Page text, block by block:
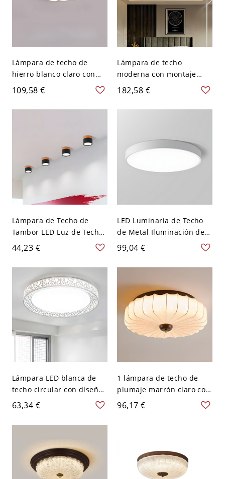
Lámpara de techo de
hierro blanco claro con
diseño floral, 1 luz - 110 A
120 V 16.54‘’（42cm）
109,58 €
Lámpara de techo
moderna con montaje
empotrado en oro, con
forma circular de cristal y
pantalla de vidrio
182,58 €
Lámpara de Techo de
Tambor LED Luz de Techo
Metálica Minimalista para
Salón - Negro 110 A 120 V
44,23 €
LED Luminaria de Techo
de Metal Iluminación de
Techo Simple de Redondo
para Cuarto - Blanco 110
A 120 V 22,86 cm Blanco
99,04 €
Lámpara LED blanca de
techo circular con diseño
de nido de pájaros,
montada en el techo de
acrílico para la sala de
63,34 €
1 lámpara de techo de
plumaje marrón claro con
pantalla de tela - 110 A
120 V 40,64 cm
96,17 €